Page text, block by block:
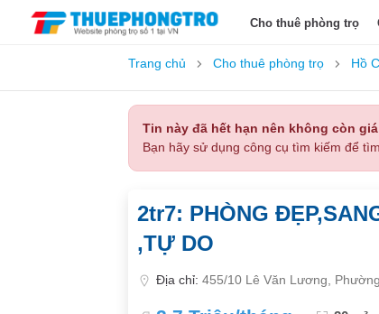
Cho thuê phòng trọ
Trang chủ Cho thuê phòng trọ Hồ
Tin này đã hết hạn nên không còn
Bạn hãy sử dụng công cụ tìm kiếm để
2tr7: PHÒNG
,TỰ DO
Địa chỉ: 455/10 Lê Văn Lương,